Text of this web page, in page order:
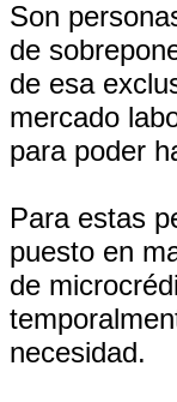
Son
de
de esa
mercado
para poder
Para estas
puesto en
de
necesidad.